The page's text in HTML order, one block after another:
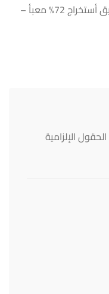
تعمل الشركة في مجال / ارز معبأ – دقيق أستخراج 72% معبأ –
الحقول الإلزامية